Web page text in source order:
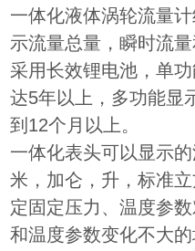
一体化液体涡轮流量
示流量总量，瞬时流
采用长效锂电池，单
达5年以上，多功能显
到12个月以上。
一体化表头可以显示
米，加仑，升，标准
定固定压力、温度参
和温度参数变化不大